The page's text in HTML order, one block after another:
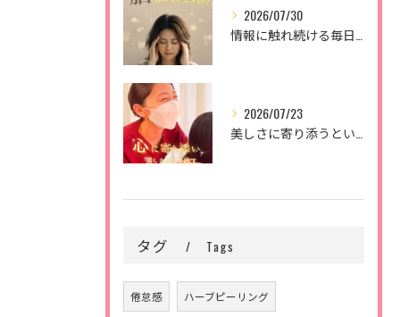
2026/07/30
2026/07/23
タグ Tags
倦怠感 ハーブピーリング